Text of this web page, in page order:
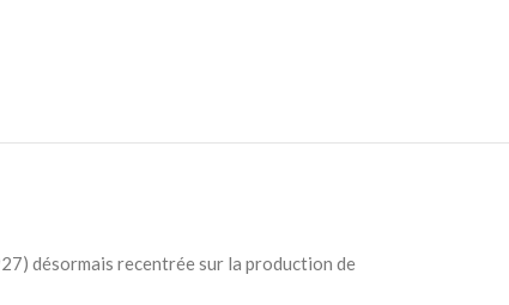
désormais recentrée sur la production de